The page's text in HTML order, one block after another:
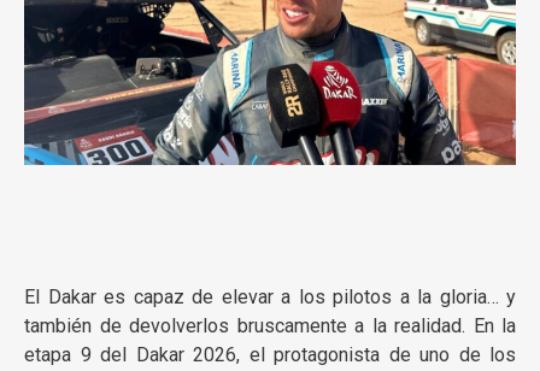
El Dakar es capaz de elevar a los pilotos a la gloria… y
también de devolverlos bruscamente a la realidad. En la
etapa 9 del Dakar 2026, el protagonista de uno de los